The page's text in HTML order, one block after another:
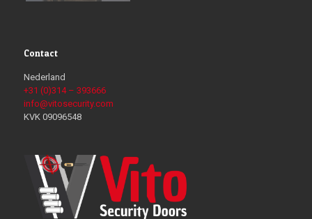
Contact
Nederland
+31 (0)314 – 393666
info@vitosecurity.com
KVK 09096548